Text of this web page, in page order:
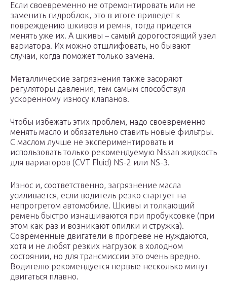
Если своевременно не отремонтировать или не
заменить гидроблок, это в итоге приведет к
повреждению шкивов и ремня, тогда придется
менять уже их. А шкивы – самый дорогостоящий узел
вариатора. Их можно отшлифовать, но бывают
случаи, когда поможет только замена.
Металлические загрязнения также засоряют
регуляторы давления, тем самым способствуя
ускоренному износу клапанов.
Чтобы избежать этих проблем, надо своевременно
менять масло и обязательно ставить новые фильтры.
С маслом лучше не экспериментировать и
использовать только рекомендуемую Nissan жидкость
для вариаторов (CVT Fluid) NS-2 или NS-3.
Износ и, соответственно, загрязнение масла
усиливается, если водитель резко стартует на
непрогретом автомобиле. Шкивы и толкающий
ремень быстро изнашиваются при пробуксовке (при
этом как раз и возникают опилки и стружка).
Современные двигатели в прогреве не нуждаются,
хотя и не любят резких нагрузок в холодном
состоянии, но для трансмиссии это очень вредно.
Водителю рекомендуется первые несколько минут
двигаться плавно.